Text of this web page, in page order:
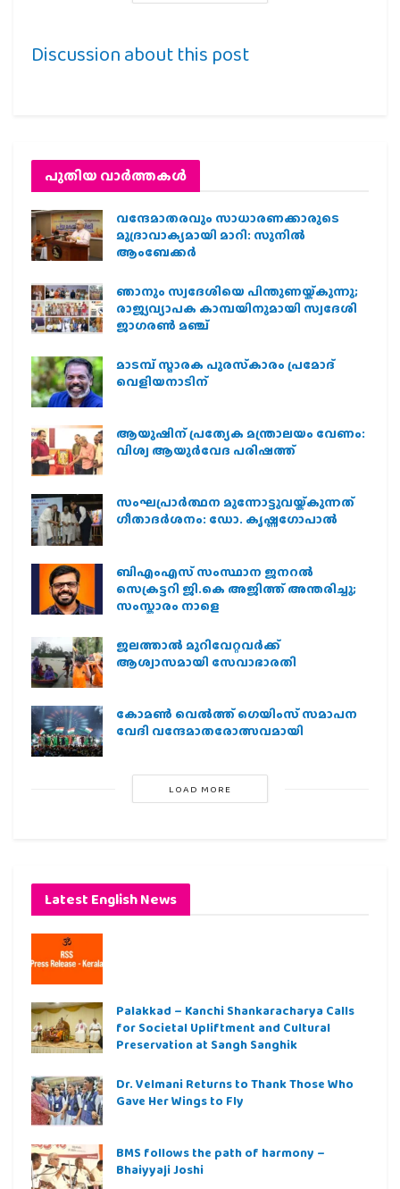
Discussion about this post
പുതിയ വാര്‍ത്തകള്‍
വന്ദേമാതരവും സാധാരണക്കാരുടെ
മുദ്രാവാക്യമായി മാറി: സുനിൽ
ആംബേക്കർ
ഞാനും സ്വദേശിയെ പിന്തുണയ്ക്കുന്നു;
രാജ്യവ്യാപക കാമ്പയിനുമായി സ്വദേശി
ജാഗരണ്‍ മഞ്ച്
മാടമ്പ് സ്മാരക പുരസ്‌കാരം പ്രമോദ്
വെളിയനാടിന്
ആയുഷിന് പ്രത്യേക മന്ത്രാലയം വേണം:
വിശ്വ ആയുര്‍വേദ പരിഷത്ത്
സംഘപ്രാര്‍ത്ഥന മുന്നോട്ടുവയ്ക്കുന്നത്
ഗീതാദര്‍ശനം: ഡോ. കൃഷ്ണഗോപാല്‍
ബിഎംഎസ് സംസ്ഥാന ജനറൽ
സെക്രട്ടറി ജി.കെ അജിത്ത് അന്തരിച്ചു;
സംസ്കാരം നാളെ
ജലത്താല്‍ മുറിവേറ്റവര്‍ക്ക്
ആശ്വാസമായി സേവാഭാരതി
കോമൺ വെൽത്ത് ഗെയിംസ് സമാപന
വേദി വന്ദേമാതരോത്സവമായി
LOAD MORE
Latest English News
Palakkad – Kanchi Shankaracharya Calls
for Societal Upliftment and Cultural
Preservation at Sangh Sanghik
Dr. Velmani Returns to Thank Those Who
Gave Her Wings to Fly
BMS follows the path of harmony –
Bhaiyyaji Joshi